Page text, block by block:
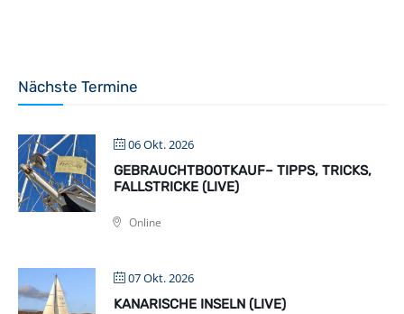
Nächste Termine
06 Okt. 2026
GEBRAUCHTBOOTKAUF– TIPPS, TRICKS,
FALLSTRICKE (LIVE)
Online
07 Okt. 2026
KANARISCHE INSELN (LIVE)